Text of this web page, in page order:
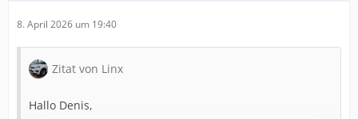
8. April 2026 um 19:40
Zitat von Linx
Hallo Denis,